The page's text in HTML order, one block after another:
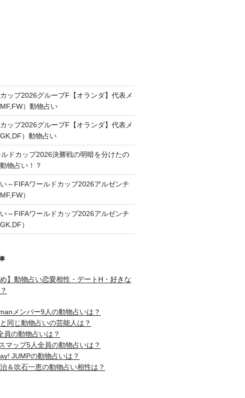
ップ2026グループF【オランダ】代表メ
）動物占い
ップ2026グループF【オランダ】代表メ
）動物占い
ドカップ2026決勝戦の明暗を分けたの
物占い！？
～FIFAワールドカップ2026アルゼンチ
）
～FIFAワールドカップ2026アルゼンチ
）
め】動物占い恋愛相性・デートH・好きな
メンバー9人の動物占いは？
同じ動物占いの芸能人は？
員の動物占いは？
マップ5人全員の動物占いは？
JUMPの動物占いは？
＆吹石一恵の動物占い相性は？